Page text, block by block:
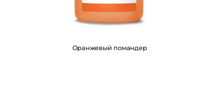
Оранжевый помандер